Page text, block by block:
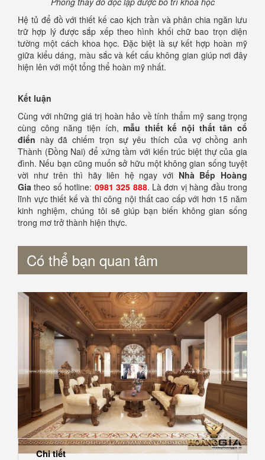
Hệ tủ để đồ với thiết kế cao kịch trần và phân chia ngăn lưu
trữ hợp lý được sắp xếp theo hình khối chữ bao trọn diện
tường một cách khoa học. Đặc biệt là sự kết hợp hoàn mỹ
giữa kiểu dáng, màu sắc và kết cấu không gian giúp nơi đây
hiện lên với một tổng thể hoàn mỹ nhất.
Kết luận
Cùng với những giá trị hoàn hảo về tính thẩm mỹ sang trọng
cùng công năng tiện ích,mẫu thiết kế nội thất tân cổ
điển này đã chiếm trọn sự yêu thích của vợ chồng anh
Thành (Đồng Nai) để xứng tầm với kiến trúc biệt thự của gia
đình. Nếu bạn cũng muốn sở hữu một không gian sống tuyệt
vời như trên thì hãy liên hệ ngay với Nhà Bếp Hoàng
Gia theo số hotline: 0981 325 888. Là đơn vị hàng đầu trong
lĩnh vực thiết kế và thi công nội thất cao cấp với hơn 15 năm
kinh nghiệm, chúng tôi sẽ giúp bạn biến không gian sống
trong mơ trở thành hiện thực.
Có thể bạn quan tâm
Chi tiết